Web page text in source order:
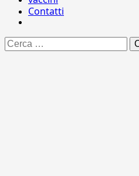
Contatti
Ricerca
per: